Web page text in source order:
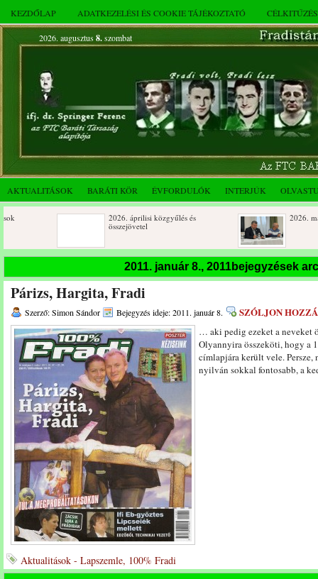
KEZDŐLAP ADATKEZELÉSI ÉS COOKIE TÁJÉKOZTATÓ
2026. augusztus 8.szombat
AKTUALITÁSOK BARÁTI KÖR ÉVFORDULÓK INTERJÚK
2026. áprilisi közgyűlés és
2026. márciusi
Születésnapi koszorúzások
Rendkívüli
novemberi
Az FTC Baráti Kör 2025. októberi
összejövetel
2011. január 8., 2011bejegyzések
Párizs, Hargita, Fradi
Szerző: Simon Sándor Bejegyzés ideje: 2011. január 8. SZÓLJON HOZZÁ
… aki pedig ezeket a neveket
Olyannyira összeköti, hogy a
címlapjára került vele. Persze,
nyilván sokkal fontosabb, a
Aktualitások - Lapszemle, 100% Fradi